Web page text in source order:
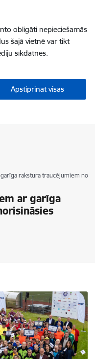
obligāti nepieciešamās
šajā vietnē var tikt
sīkdatnes.
Apstiprināt visas
rakstura traucējumiem
ar garīga